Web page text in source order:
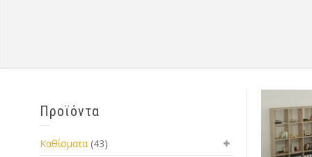
Προϊόντα
Kαθίσματα (43)